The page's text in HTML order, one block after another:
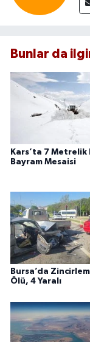
Bunlar da
Kars’ta 7 Metrelik
Bayram Mesaisi
Bursa’da
Ölü, 4 Yaralı